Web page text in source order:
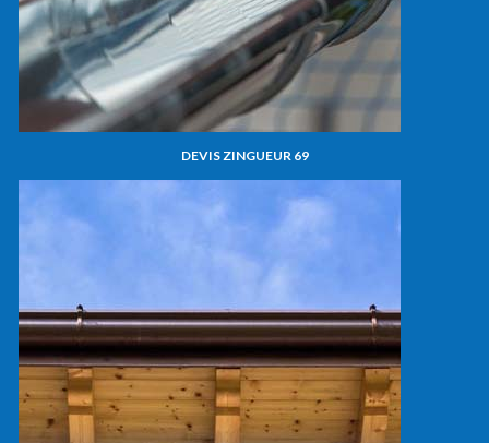
DEVIS ZINGUEUR 69